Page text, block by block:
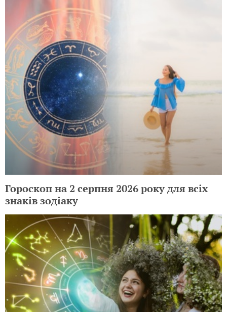
Гороскоп на 2 серпня 2026 року для всіх
знаків зодіаку